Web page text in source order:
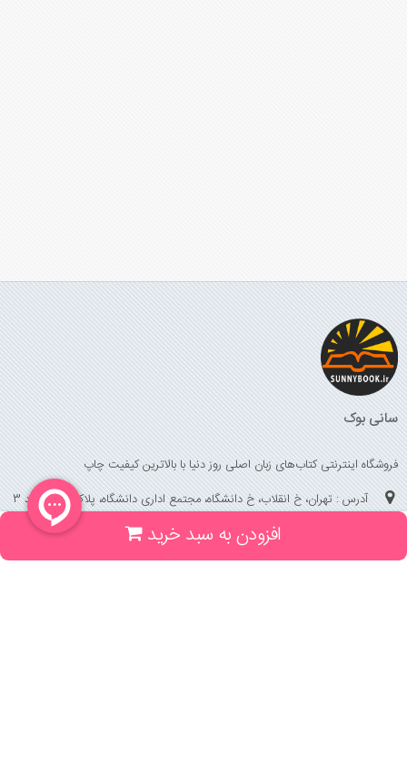
افزودن به سبد خرید
سانی بوک
فروشگاه اینترنتی کتاب‌های زبان اصلی روز دنیا با بالاترین کیفیت چاپ
آدرس : تهران، خ انقلاب، خ دانشگاه، مجتمع اداری دانشگاه، پلاک 158 واحد 3
(جهت خرید حضوری، تلفنی ، پیگیری سفارشات سایت با شماره تلفن 02166175070
تماس حاصل فرمایید)